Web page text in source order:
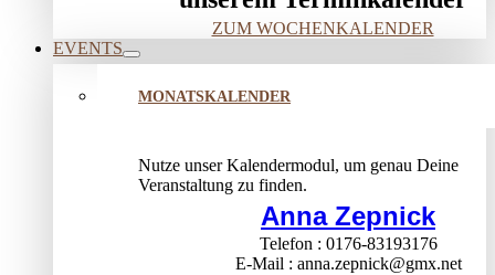
ZUM WOCHENKALENDER
EVENTS
MONATSKALENDER
Nutze unser Kalendermodul, um genau Deine
Veranstaltung zu finden.
Anna Zepnick
Telefon
0176-83193176
E-Mail
anna.zepnick@gmx.net